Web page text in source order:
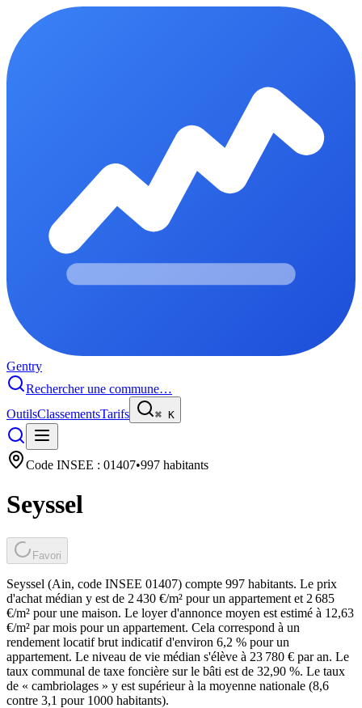
Gentry
Rechercher une commune…
OutilsClassementsTarifs ⌘ K
Code INSEE : 01407•997 habitants
Seyssel
Favori
Seyssel (Ain, code INSEE 01407) compte 997 habitants. Le prix
d'achat médian y est de 2 430 €/m² pour un appartement et 2 685
€/m² pour une maison. Le loyer d'annonce moyen est estimé à 12,63
€/m² par mois pour un appartement. Cela correspond à un
rendement locatif brut indicatif d'environ 6,2 % pour un
appartement. Le niveau de vie médian s'élève à 23 780 € par an. Le
taux communal de taxe foncière sur le bâti est de 32,90 %. Le taux
de « cambriolages » y est supérieur à la moyenne nationale (8,6
contre 3,1 pour 1000 habitants).